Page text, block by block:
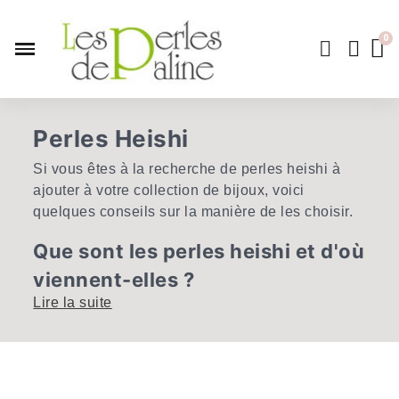
Perles Heishi
Si vous êtes à la recherche de perles heishi à
ajouter à votre collection de bijoux, voici
quelques conseils sur la manière de les choisir.
Que sont les perles heishi et d'où
viennent-elles ?
Les perles Heishi sont un type de perles en
Lire la suite